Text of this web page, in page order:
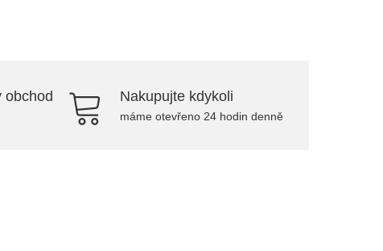
obchod Nakupujte kdykoli
máme otevřeno 24 hodin denně